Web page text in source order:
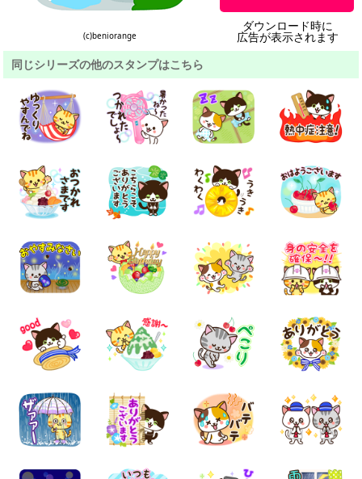
(c)beniorange
ダウンロード時に
広告が表示されます
同じシリーズの他のスタンプはこちら